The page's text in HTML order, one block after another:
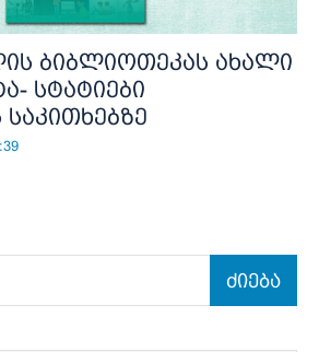
ბიბლიოთეკას ახალი
სტატიები
ძიება